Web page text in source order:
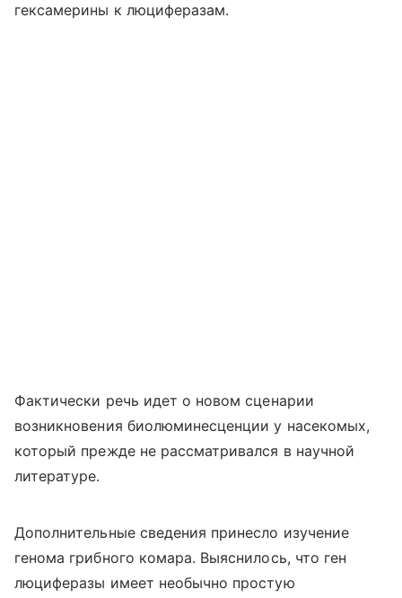
гексамерины к люциферазам.
Фактически речь идет о новом сценарии
возникновения биолюминесценции у насекомых,
который прежде не рассматривался в научной
литературе.
Дополнительные сведения принесло изучение
генома грибного комара. Выяснилось, что ген
люциферазы имеет необычно простую